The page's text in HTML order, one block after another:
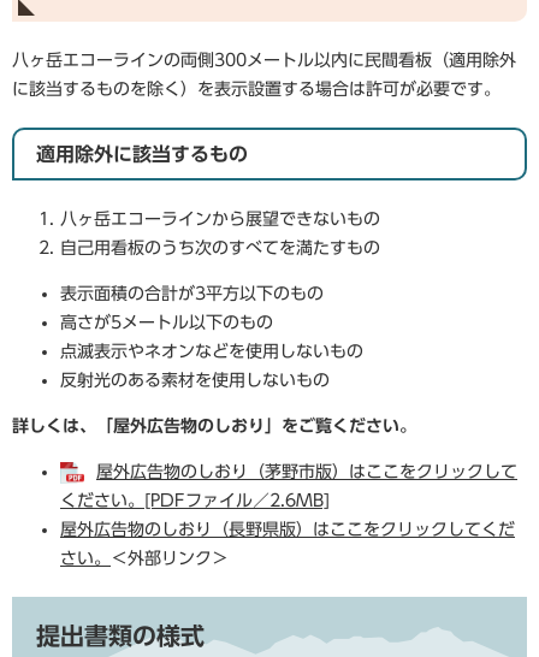
八ヶ岳エコーラインの両側300メートル以内に民間看板（適用除外
に該当するものを除く）を表示設置する場合は許可が必要です。
適用除外に該当するもの
八ヶ岳エコーラインから展望できないもの
自己用看板のうち次のすべてを満たすもの
表示面積の合計が3平方以下のもの
高さが5メートル以下のもの
点滅表示やネオンなどを使用しないもの
反射光のある素材を使用しないもの
詳しくは、「屋外広告物のしおり」をご覧ください。
屋外広告物のしおり（茅野市版）はここをクリックして
ください。[PDFファイル／2.6MB]
屋外広告物のしおり（長野県版）はここをクリックしてくだ
さい。
＜外部リンク＞
提出書類の様式